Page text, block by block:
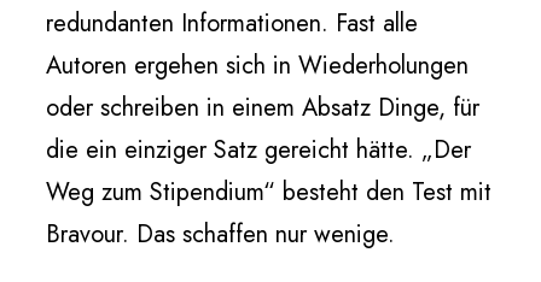
redundanten Informationen. Fast alle
Autoren ergehen sich in Wiederholungen
oder schreiben in einem Absatz Dinge, für
die ein einziger Satz gereicht hätte. „Der
Weg zum Stipendium“ besteht den Test mit
Bravour. Das schaffen nur wenige.